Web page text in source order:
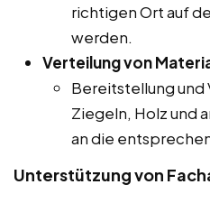
richtigen Ort auf
werden.
Verteilung von
Bereitstellung und
Ziegeln, Holz und
an die
Unterstützung von